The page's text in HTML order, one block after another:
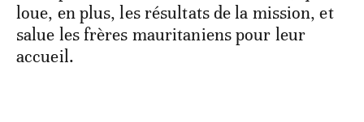
loue, en plus, les résultats de la mission, et
salue les frères mauritaniens pour leur
accueil.